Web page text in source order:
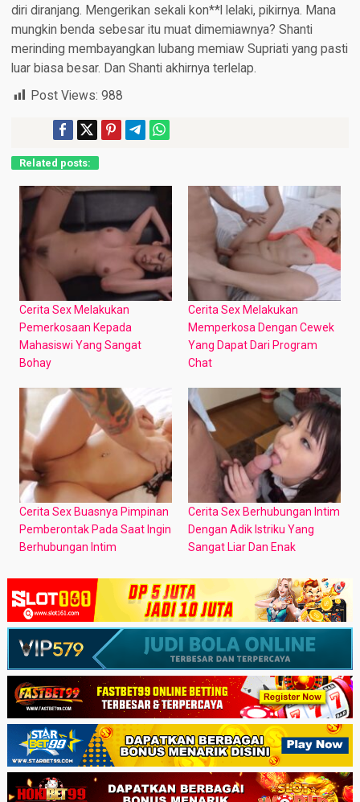
diri diranjang. Mengerikan sekali kon**l lelaki, pikirnya. Mana
mungkin benda sebesar itu muat dimemiawnya? Shanti
merinding membayangkan lubang memiaw Supriati yang pasti
luar biasa besar. Dan Shanti akhirnya terlelap.
Post Views: 988
Related posts:
Cerita Sex Melakukan
Pemerkosaan Kepada
Mahasiswi Yang Sangat
Bohay
Cerita Sex Melakukan
Memperkosa Dengan Cewek
Yang Dapat Dari Program
Chat
Cerita Sex Buasnya Pimpinan
Pemberontak Pada Saat Ingin
Berhubungan Intim
Cerita Sex Berhubungan Intim
Dengan Adik Istriku Yang
Sangat Liar Dan Enak